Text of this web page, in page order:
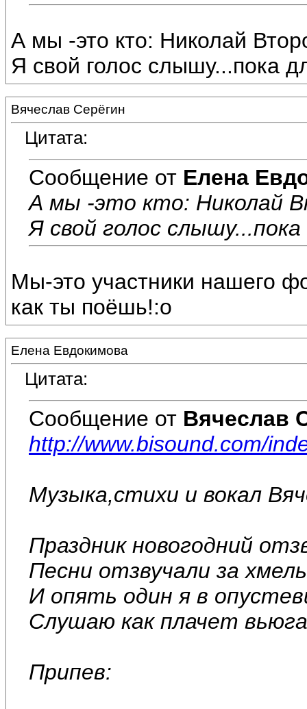
А мы -это кто: Николай
Я свой голос слышу...пока
Вячеслав Серёгин
Цитата:
Сообщение от Елена
А мы -это кто: Николай
Я свой голос
Мы-это участники нашего
как ты поёшь!:o
Елена Евдокимова
Цитата:
Сообщение от Вячеслав
http://www.bisound.com/
Музыка,стихи и вокал
Праздник новогодний
Песни отзвучали за
И опять один я в
Слушаю как плачет
Припев: